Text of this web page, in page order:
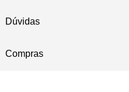
Dúvidas
Compras